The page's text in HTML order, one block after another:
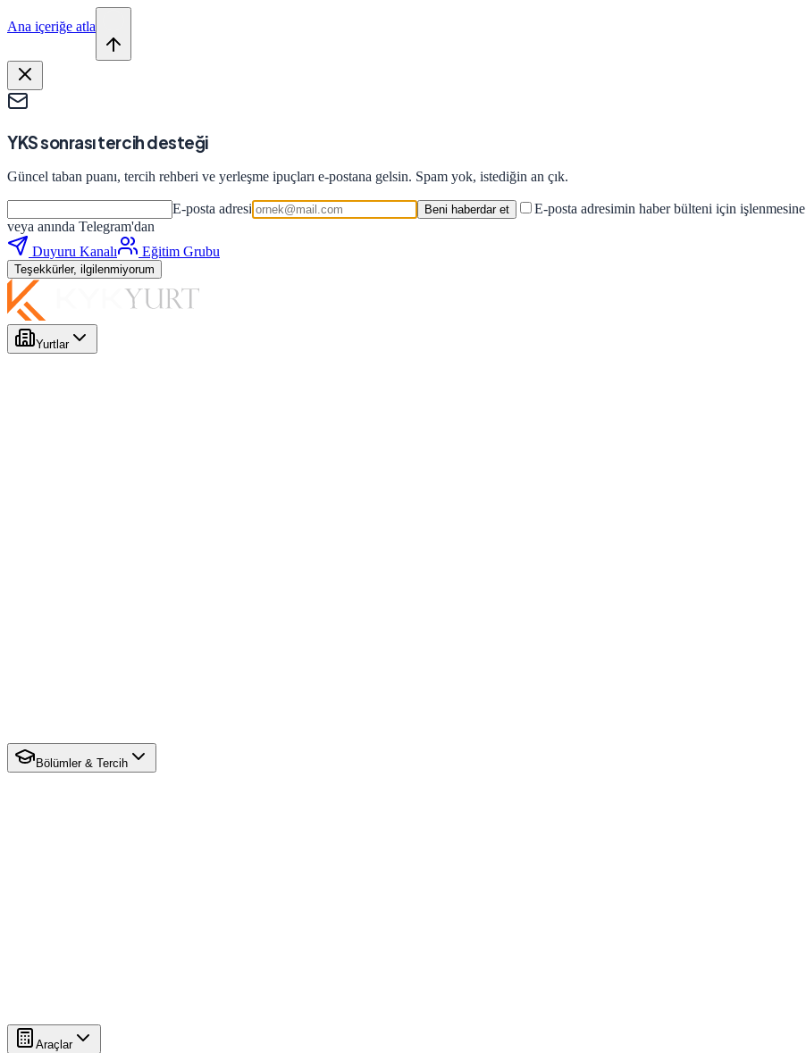
Ana içeriğe atla
YKS sonrası tercih desteği
Güncel taban puanı, tercih rehberi ve yerleşme ipuçları e-postana gelsin. Spam yok, istediğin an çık.
E-posta adresi Beni haberdar et E-posta adresimin haber bülteni için
veya anında Telegram'dan
Duyuru Kanalı
Eğitim Grubu
Teşekkürler, ilgilenmiyorum
Yurtlar
Bölümler & Tercih
Araçlar